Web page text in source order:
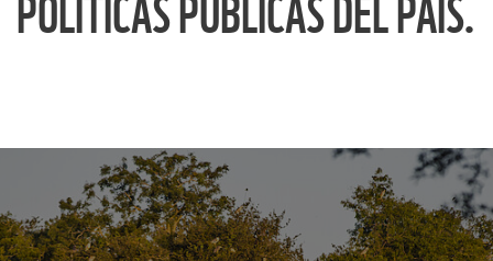
POLÍTICAS PÚBLICAS DEL PAÍS.